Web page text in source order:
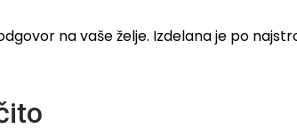
na vaše želje. Izdelana je po